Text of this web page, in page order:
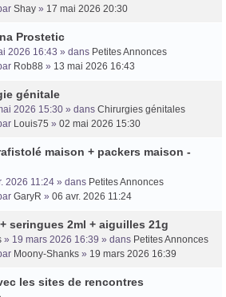
Shay » 17 mai 2026 20:30
Prostetic
2026 16:43 » dans Petites Annonces
Rob88 » 13 mai 2026 16:43
génitale
2026 15:30 » dans Chirurgies génitales
Louis75 » 02 mai 2026 15:30
maison + packers maison -
2026 11:24 » dans Petites Annonces
GaryR » 06 avr. 2026 11:24
seringues 2ml + aiguilles 21g
» 19 mars 2026 16:39 » dans Petites Annonces
Moony-Shanks » 19 mars 2026 16:39
les sites de rencontres